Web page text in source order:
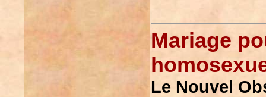
Mariage
Le Nouvel